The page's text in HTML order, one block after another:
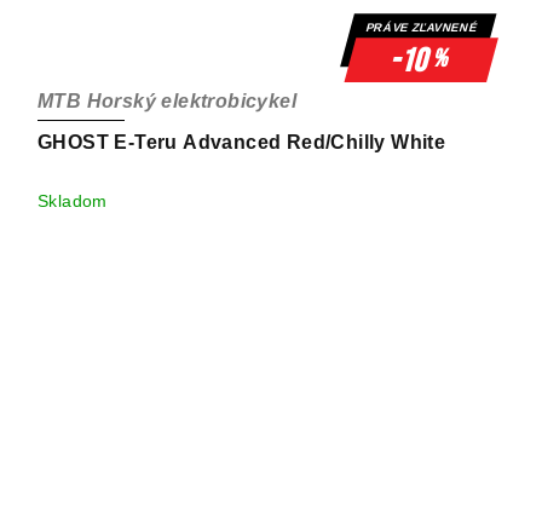
PRÁVE ZĽAVNENÉ
-10%
GHOST E-Teru Advanced Red/Chilly White
MTB Horský elektrobicykel
Skladom